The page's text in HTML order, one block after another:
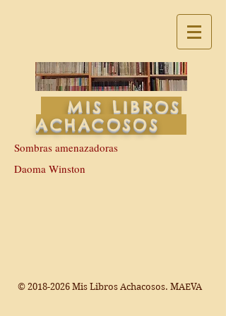
MIS LIBROS
ACHACOSOS
Sombras amenazadoras
Daoma Winston
© 2018-2026 Mis Libros Achacosos. MAEVA